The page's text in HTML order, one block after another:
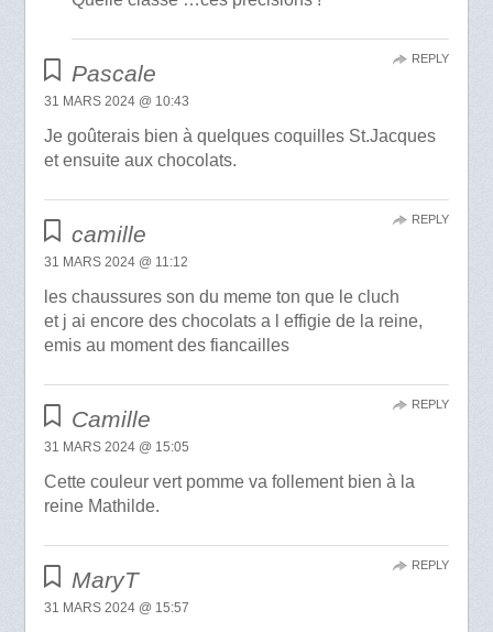
Pascale
31 MARS 2024 @ 10:43
Je goûterais bien à quelques coquilles St.Jacques
et ensuite aux chocolats.
REPLY
camille
31 MARS 2024 @ 11:12
les chaussures son du meme ton que le cluch
et j ai encore des chocolats a l effigie de la reine,
emis au moment des fiancailles
REPLY
Camille
31 MARS 2024 @ 15:05
Cette couleur vert pomme va follement bien à la
reine Mathilde.
REPLY
MaryT
31 MARS 2024 @ 15:57
REPLY